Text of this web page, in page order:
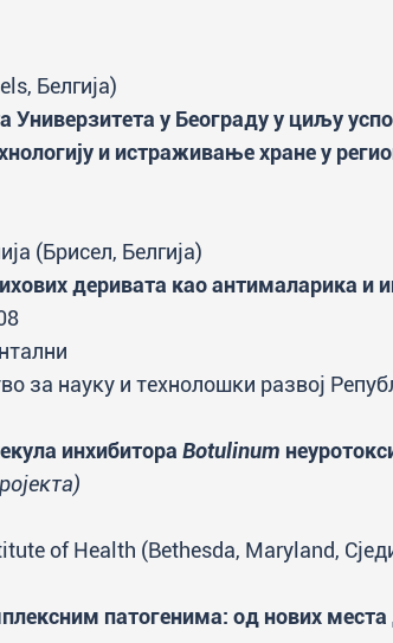
Белгија)
Универзитета у Београду у циљу
и истраживање хране у
(Брисел, Белгија)
деривата као антималарика и
за науку и технолошки развој
инхибитора Botulinum
of Health (Bethesda, Maryland,
патогенима: од нових